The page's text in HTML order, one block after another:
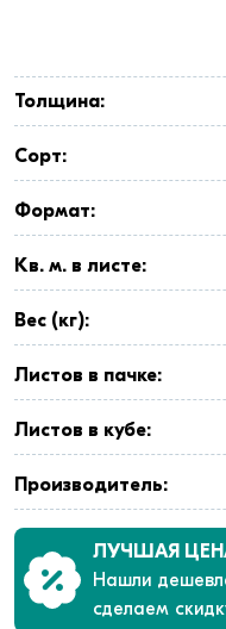
Толщина:
Сорт:
Формат:
Кв. м. в листе:
Вес (кг):
Листов в пачке:
Листов в кубе:
Производитель:
ЛУЧШАЯ
Нашли
сделаем